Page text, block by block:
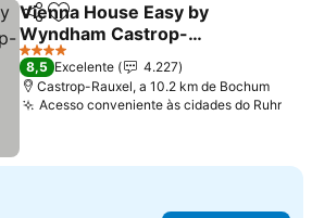
PartilharAdicionar aos favoritos
Vienna House Easy by
Wyndham Castrop-
Rauxel
4 Estrelas
8,5 Excelente
4.227
Castrop-Rauxel, a 10.2 km de Bochum
Acesso conveniente às cidades do Ruhr